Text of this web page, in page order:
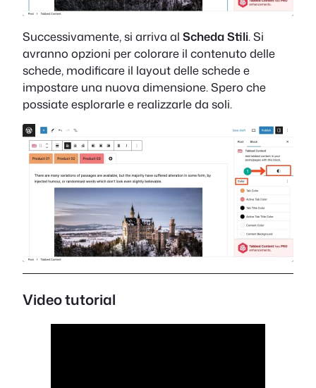
Successivamente, si arriva al Scheda Stili. Si
avranno opzioni per colorare il contenuto delle
schede, modificare il layout delle schede e
impostare una nuova dimensione. Spero che
possiate esplorarle e realizzarle da soli.
Video tutorial